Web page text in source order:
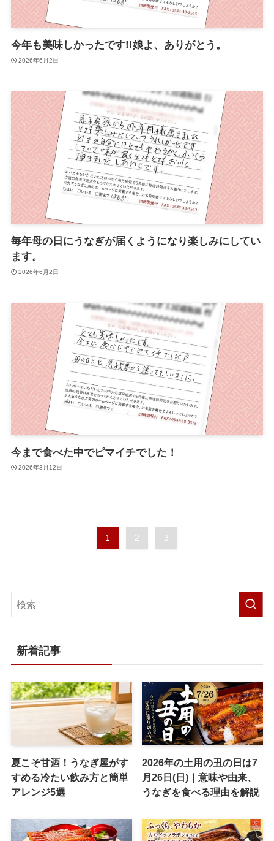
今年も美味しかったです!!娘よ、ありがとう。
2026年6月2日
毎年母の日にうなぎが届くようになり楽しみにしてい
ます。
2026年6月2日
今まで食べた中でピマイチでした！
2026年3月12日
1 2 3
新着記事
夏こそ甘酒！うなぎ屋がす
すめる冷たい飲み方と簡単
アレンジ5選
2026年の土用の丑の日は7
月26日(日)｜意味や由来、
うなぎを食べる理由を解説